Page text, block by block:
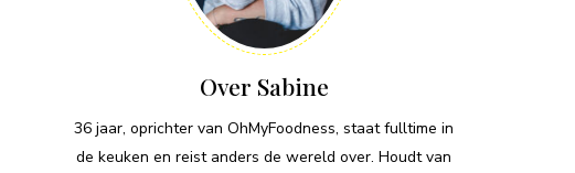
Over Sabine
36 jaar, oprichter van OhMyFoodness, staat fulltime in
de keuken en reist anders de wereld over. Houdt van